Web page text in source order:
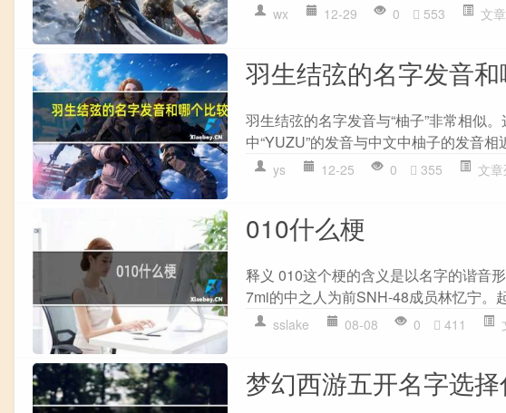
wx 12-29 0 553 文
羽生结弦的名字发音
羽生结弦的名字发音与“柚子”非常相似
中“YUZU”的发音与中文中柚子的发音
ys 12-25 0 355 文
010什么梗
释义 010这个梗的含义是以名字的谐音
7mi的中之人为前SNH-48成员林忆宁。
sslake 08-08 0 411
梦幻西游五开名字选择